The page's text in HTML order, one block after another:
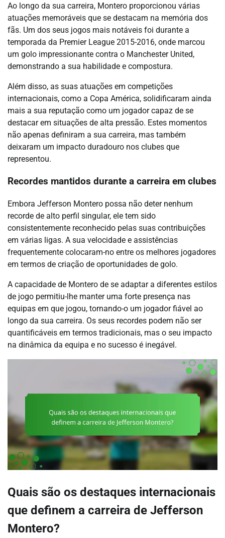
Ao longo da sua carreira, Montero proporcionou várias
atuações memoráveis que se destacam na memória dos
fãs. Um dos seus jogos mais notáveis foi durante a
temporada da Premier League 2015-2016, onde marcou
um golo impressionante contra o Manchester United,
demonstrando a sua habilidade e compostura.
Além disso, as suas atuações em competições
internacionais, como a Copa América, solidificaram ainda
mais a sua reputação como um jogador capaz de se
destacar em situações de alta pressão. Estes momentos
não apenas definiram a sua carreira, mas também
deixaram um impacto duradouro nos clubes que
representou.
Recordes mantidos durante a carreira em clubes
Embora Jefferson Montero possa não deter nenhum
recorde de alto perfil singular, ele tem sido
consistentemente reconhecido pelas suas contribuições
em várias ligas. A sua velocidade e assistências
frequentemente colocaram-no entre os melhores jogadores
em termos de criação de oportunidades de golo.
A capacidade de Montero de se adaptar a diferentes estilos
de jogo permitiu-lhe manter uma forte presença nas
equipas em que jogou, tornando-o um jogador fiável ao
longo da sua carreira. Os seus recordes podem não ser
quantificáveis em termos tradicionais, mas o seu impacto
na dinâmica da equipa e no sucesso é inegável.
Quais são os destaques internacionais
que definem a carreira de Jefferson
Montero?